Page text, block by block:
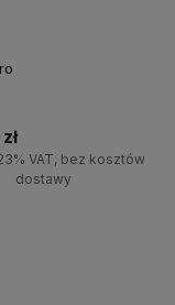
VAT, bez kosztów
dostawy